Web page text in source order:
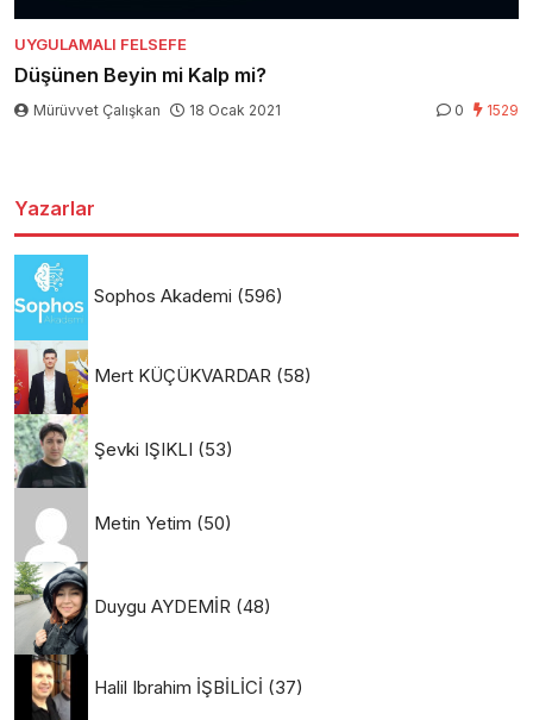
UYGULAMALI FELSEFE
Düşünen Beyin mi Kalp mi?
Mürüvvet Çalışkan 18 Ocak 2021 0 1529
Yazarlar
Sophos Akademi (596)
Mert KÜÇÜKVARDAR (58)
Şevki IŞIKLI (53)
Metin Yetim (50)
Duygu AYDEMİR (48)
Halil Ibrahim İŞBİLİCİ (37)